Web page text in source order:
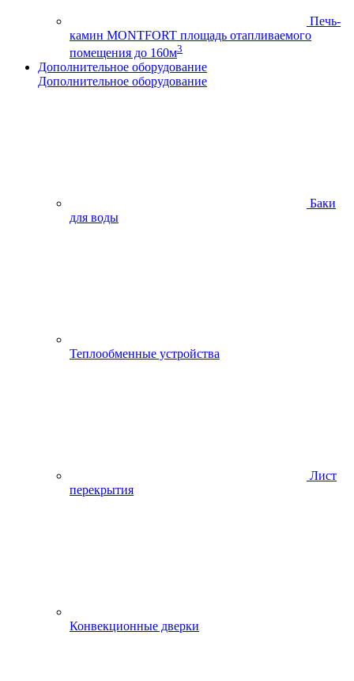
Печь-
камин MONTFORT площадь отапливаемого
помещения до 160м3
Дополнительное оборудование
Дополнительное оборудование
Баки
для воды
Теплообменные устройства
Лист
перекрытия
Конвекционные дверки